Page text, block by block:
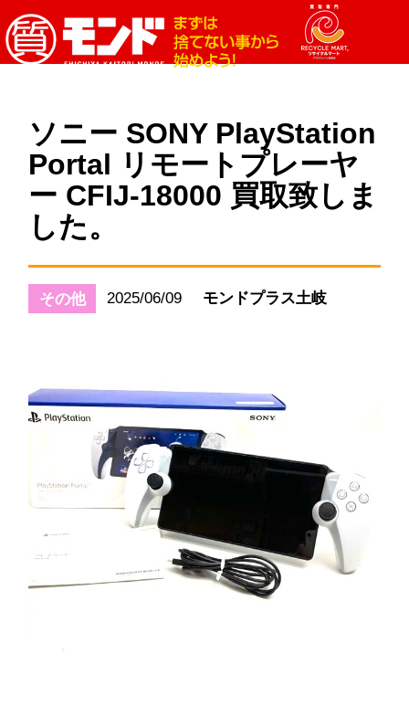
ソニー SONY PlayStation
Portal リモートプレーヤ
ー CFIJ-18000 買取致しま
した。
その他 2025/06/09 モンドプラス土岐